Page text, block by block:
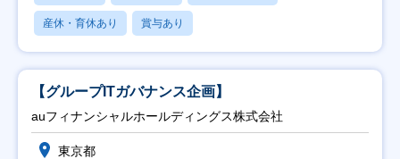
産休・育休あり 賞与あり
【グループITガバナンス企画】
auフィナンシャルホールディングス株式会社
東京都